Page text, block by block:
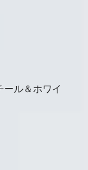
ール＆ホワイ